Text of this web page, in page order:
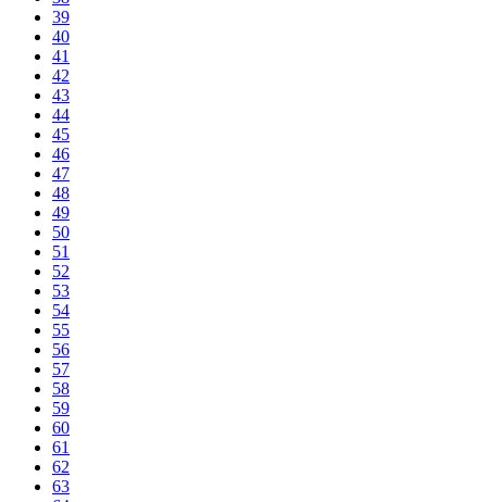
39
40
41
42
43
44
45
46
47
48
49
50
51
52
53
54
55
56
57
58
59
60
61
62
63